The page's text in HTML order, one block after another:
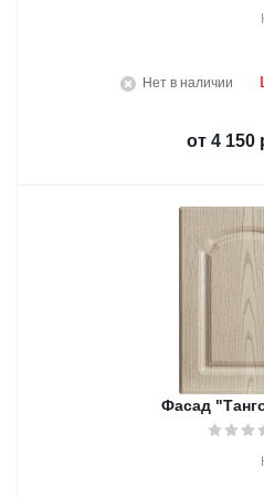
Нет в наличии
от 4 150
Фасад